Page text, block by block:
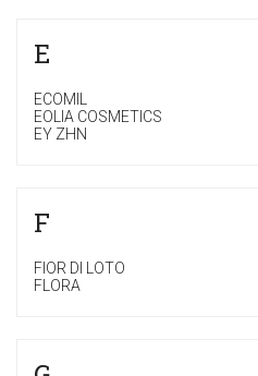
E
ECOMIL
EOLIA COSMETICS
EY ZHN
F
FIOR DI LOTO
FLORA